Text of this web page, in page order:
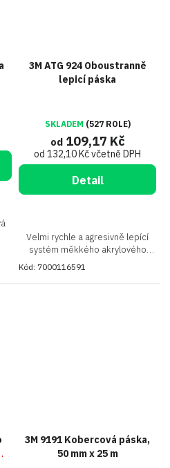
3M ATG 924 Oboustranně
lepicí páska
SKLADEM (527 ROLE)
od 132,10 Kč včetně DPH
od109,17 Kč
Detail
Velmi rychle a agresivně lepící
systém měkkého akrylového
lepidla 400
Kód: 7000116591
3M 9191 Kobercová páska,
50 mm x 25 m